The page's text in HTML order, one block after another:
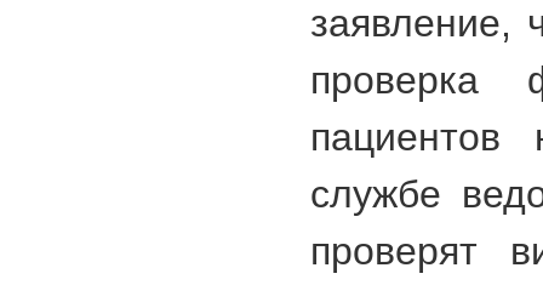
заявление,
проверка
службе
проверят